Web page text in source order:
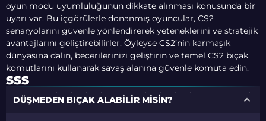
oyun modu uyumluluğunun dikkate alınması konusunda bir
uyarı var. Bu içgörülerle donanmış oyuncular, CS2
senaryolarını güvenle yönlendirerek yeteneklerini ve stratejik
avantajlarını geliştirebilirler. Öyleyse CS2’nin karmaşık
dünyasına dalın, becerilerinizi geliştirin ve temel CS2 bıçak
komutlarını kullanarak savaş alanına güvenle komuta edin.
SSS
DÜŞMEDEN BIÇAK ALABILIR MISIN?